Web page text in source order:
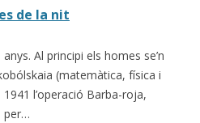
de la nit
Al principi els homes se’n
(matemàtica, física i
l’operació Barba-roja,
per…